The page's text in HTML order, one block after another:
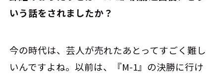
いう話をされましたか？
今の時代は、芸人が売れたあとってすごく難し
いんですよね。以前は、『M-1』の決勝に行け